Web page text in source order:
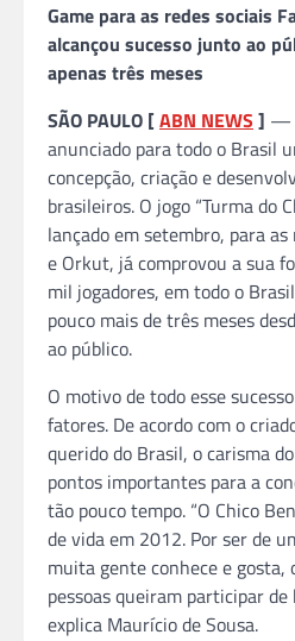
Game para as redes sociais
alcançou sucesso junto ao
apenas três meses
SÃO PAULO [ABN NEWS ] —
anunciado para todo o Brasil
concepção, criação e
brasileiros. O jogo “Turma do
lançado em setembro, para as
e Orkut, já comprovou a sua
mil jogadores, em todo o
pouco mais de três meses
ao público.
O motivo de todo esse
fatores. De acordo com o
querido do Brasil, o carisma
pontos importantes para a
tão pouco tempo. “O Chico
de vida em 2012. Por ser de
muita gente conhece e gosta,
pessoas queiram participar
explica Maurício de Sousa.